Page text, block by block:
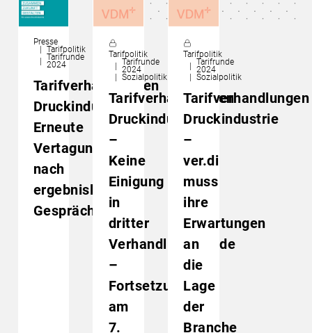
Presse
Tarifpolitik
Tarifrunde
2024
Tarifverhandlungen
Druckindustrie:
Erneute
Vertagung
nach
ergebnislosen
Gesprächen
Tarifpolitik
Tarifrunde
2024
Sozialpolitik
Tarifverhandlungen
Druckindustrie
–
Keine
Einigung
in
dritter
Verhandlungsrunde
–
Fortsetzung
am
7.
Tarifpolitik
Tarifrunde
2024
Sozialpolitik
Tarifverhandlungen
Druckindustrie
–
ver.di
muss
ihre
Erwartungen
an
die
Lage
der
Branche